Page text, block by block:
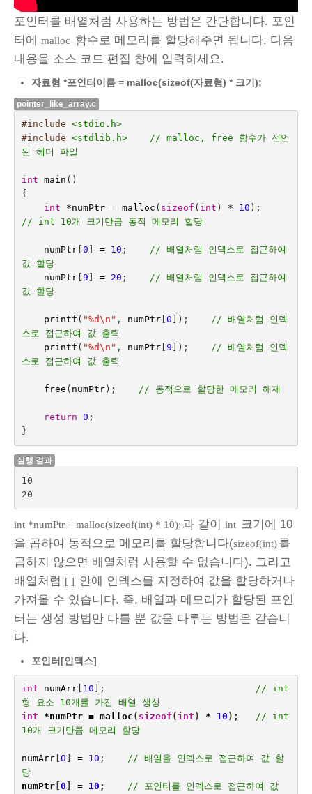
포인터를 배열처럼 사용하는 방법은 간단합니다. 포인
터에 malloc 함수로 메모리를 할당해주면 됩니다. 다음
내용을 소스 코드 편집 창에 입력하세요.
자료형 *포인터이름 = malloc(sizeof(자료형) * 크기);
pointer_like_array.c
#include <stdio.h>
#include <stdlib.h>    // malloc, free 함수가 선언
된 헤더 파일
int main ()
{
int
*numPtr = malloc ( sizeof ( int ) * 10 );
// int 10개 크기만큼 동적 메모리 할당
numPtr[ 0 = 10 ; // 배열처럼 인덱스로 접근하여
값 할당
numPtr[ 9 = 20 ;
// 배열처럼 인덱스로 접근하여
값 할당
printf ( "%d\n " , numPtr[ 0 ]); // 배열처럼 인덱
스로 접근하여 값 출력
printf ( "%d\n " , numPtr[ 9 ]);
// 배열처럼 인덱
스로 접근하여 값 출력
free ( numPtr);
return 0 ;
}
실행 결과
10
int *numPtr = malloc(sizeof(int) * 10); 과 같이 int 크기에 10
을 곱하여 동적으로 메모리를 할당합니다(sizeof(int)를
곱하지 않으면 배열처럼 사용할 수 없습니다). 그리고
배열처럼 [ ] 안에 인덱스를 지정하여 값을 할당하거나
가져올 수 있습니다. 즉, 배열과 메모리가 할당된 포인
터는 생성 방법만 다를 뿐 값을 다루는 방법은 같습니
다.
포인터[인덱스]
int numArr[ 10 ];
// int
형 요소 10개를 가진 배열 생성
int
*numPtr = malloc ( sizeof ( int ) * 10 );
// int
10개 크기만큼 메모리 할당
numArr[ 0 = 10 ; // 배열을 인덱스로 접근하여 값 할
당
numPtr[ 0 = 10 ;
// 포인터를 인덱스로 접근하여 값